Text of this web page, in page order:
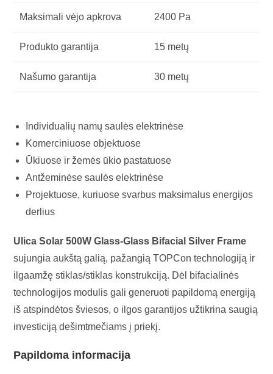
Maksimali vėjo apkrova 2400 Pa
Produkto garantija 15 metų
Našumo garantija 30 metų
Individualių namų saulės elektrinėse
Komerciniuose objektuose
Ūkiuose ir žemės ūkio pastatuose
Antžeminėse saulės elektrinėse
Projektuose, kuriuose svarbus maksimalus energijos
derlius
Ulica Solar 500W Glass-Glass Bifacial Silver Frame
sujungia aukštą galią, pažangią TOPCon technologiją ir
ilgaamžę stiklas/stiklas konstrukciją. Dėl bifacialinės
technologijos modulis gali generuoti papildomą energiją
iš atspindėtos šviesos, o ilgos garantijos užtikrina saugią
investiciją dešimtmečiams į priekį.
Papildoma informacija